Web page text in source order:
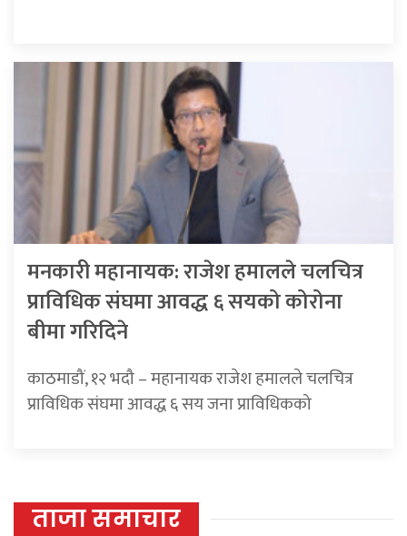
मनकारी महानायक: राजेश हमालले चलचित्र
प्राविधिक संघमा आवद्ध ६ सयको कोरोना
बीमा गरिदिने
काठमाडौं, १२ भदौ – महानायक राजेश हमालले चलचित्र
प्राविधिक संघमा आवद्ध ६ सय जना प्राविधिकको
ताजा समाचार